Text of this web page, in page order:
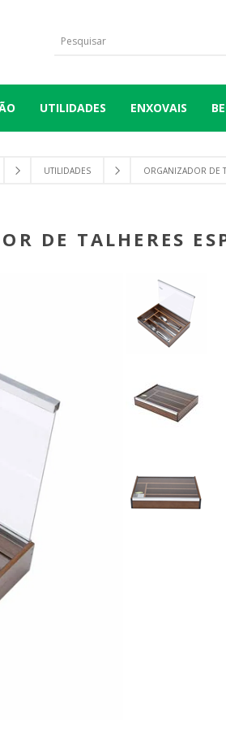
UTILIDADES ENXOVAIS
UTILIDADES ORGANIZADOR DE
DE TALHERES